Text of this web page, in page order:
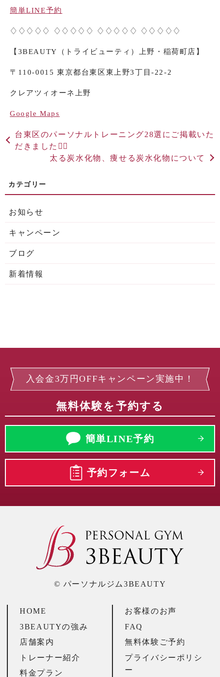
簡単LINE予約
♢♢♢♢♢ ♢♢♢♢♢ ♢♢♢♢♢ ♢♢♢♢♢
【 3BEAUTY （トライビューティ）上野・稲荷町店】
〒 110-0015東京都台東区東上野3丁目-22-2
クレアツィオーネ上野
Google Maps
台東区のパーソナルトレーニング28選にご掲載いた
だきました🏋️‍♂️
太る炭水化物、痩せる炭水化物について
お知らせ
キャンペーン
ブログ
新着情報
入会金3万円OFFキャンペーン実施中！
無料体験を予約する
簡単LINE予約
予約フォーム
© パーソナルジム3BEAUTY
HOME
3BEAUTYの強み
店舗案内
トレーナー紹介
料金プラン
お客様のお声
FAQ
無料体験ご予約
プライバシーポリシ
ー